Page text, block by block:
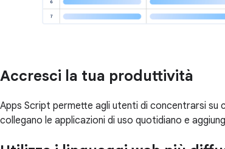
Accresci la tua produttività
Apps Script permette agli utenti di concentrarsi su
collegano le applicazioni di uso quotidiano e